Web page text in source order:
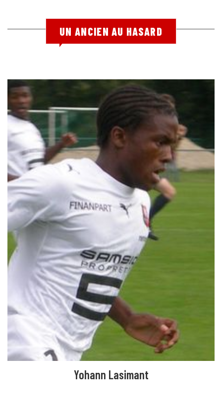
UN ANCIEN AU HASARD
Yohann Lasimant